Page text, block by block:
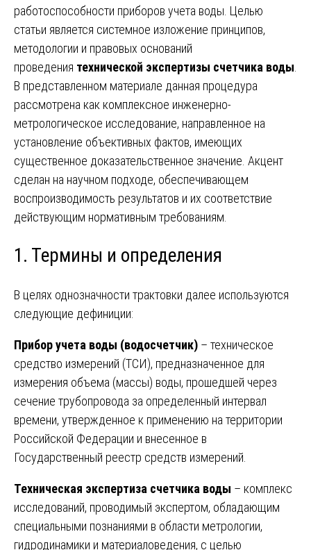
работоспособности приборов учета воды. Целью
статьи является системное изложение принципов,
методологии и правовых оснований
проведения технической экспертизы счетчика воды
В представленном материале данная процедура
рассмотрена как комплексное инженерно-
метрологическое исследование, направленное на
установление объективных фактов, имеющих
существенное доказательственное значение. Акцент
сделан на научном подходе, обеспечивающем
воспроизводимость результатов и их соответствие
действующим нормативным требованиям.
1. Термины и определения
В целях однозначности трактовки далее используются
следующие дефиниции:
Прибор учета воды (водосчетчик) – техническое
средство измерений (ТСИ), предназначенное для
измерения объема (массы) воды, прошедшей через
сечение трубопровода за определенный интервал
времени, утвержденное к применению на территории
Российской Федерации и внесенное в
Государственный реестр средств измерений.
Техническая экспертиза счетчика воды – комплекс
исследований, проводимый экспертом, обладающим
специальными познаниями в области метрологии,
гидродинамики и материаловедения, с целью